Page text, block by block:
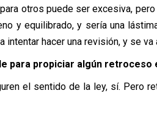
otros puede ser excesiva,
y equilibrado, y sería una
hacer una revisión, y se va
para propiciar algún retroceso
el sentido de la ley, sí. Pero